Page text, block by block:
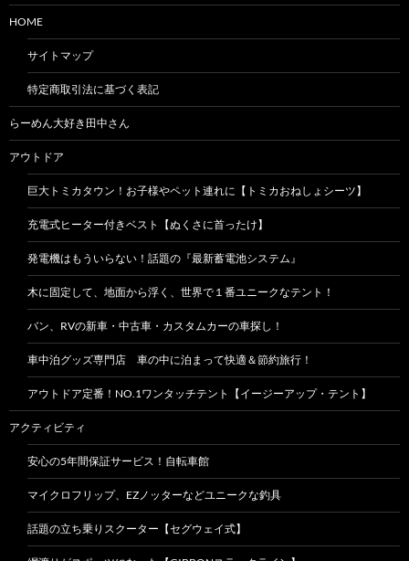
HOME
サイトマップ
特定商取引法に基づく表記
らーめん大好き田中さん
アウトドア
巨大トミカタウン！お子様やペット連れに【トミカおねしょシーツ】
充電式ヒーター付きベスト【ぬくさに首ったけ】
発電機はもういらない！話題の『最新蓄電池システム』
木に固定して、地面から浮く、世界で１番ユニークなテント！
バン、RVの新車・中古車・カスタムカーの車探し！
車中泊グッズ専門店 車の中に泊まって快適＆節約旅行！
アウトドア定番！NO.1ワンタッチテント【イージーアップ・テント】
アクティビティ
安心の5年間保証サービス！自転車館
マイクロフリップ、EZノッターなどユニークな釣具
話題の立ち乗りスクーター【セグウェイ式】